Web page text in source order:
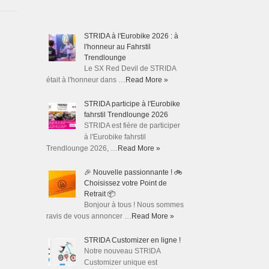
STRIDA à l'Eurobike 2026 : à
l'honneur au Fahrstil
Trendlounge
Le SX Red Devil de STRIDA
était à l'honneur dans … Read More »
STRIDA participe à l'Eurobike
fahrstil Trendlounge 2026
STRIDA est fière de participer
à l'Eurobike fahrstil
Trendlounge 2026, … Read More »
🎉 Nouvelle passionnante ! 🚲
Choisissez votre Point de
Retrait 📦
Bonjour à tous ! Nous sommes
ravis de vous annoncer … Read More »
STRIDA Customizer en ligne !
Notre nouveau STRIDA
Customizer unique est